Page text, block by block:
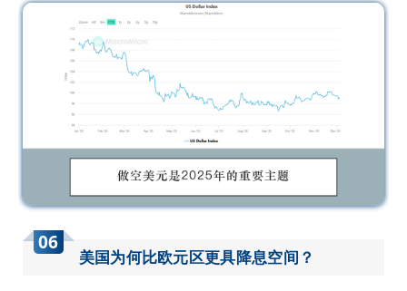
06
美国为何比欧元区更具降息空间？